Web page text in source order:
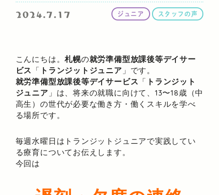
2024.7.17 ジュニア スタッフの声
こんにちは。札幌の就労準備型放課後等デイサー
ビス 「 トランジットジュニア 」です。
就労準備型放課後等デイサービス 「 トランジット
ジュニア 」は、将来の就職に向けて、13〜18歳（中
高生）の世代が必要な働き方・働くスキルを学べ
る場所です。
毎週水曜日はトランジットジュニアで実践してい
る療育についてお伝えします。
今回は